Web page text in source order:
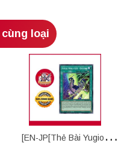
loại
[EN-JP[Thẻ Bài Yugioh